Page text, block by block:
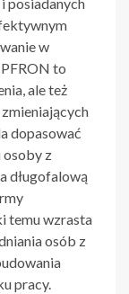
w
to
ale też
dopasować
osoby z
długofalową
temu wzrasta
osób z
pracy.